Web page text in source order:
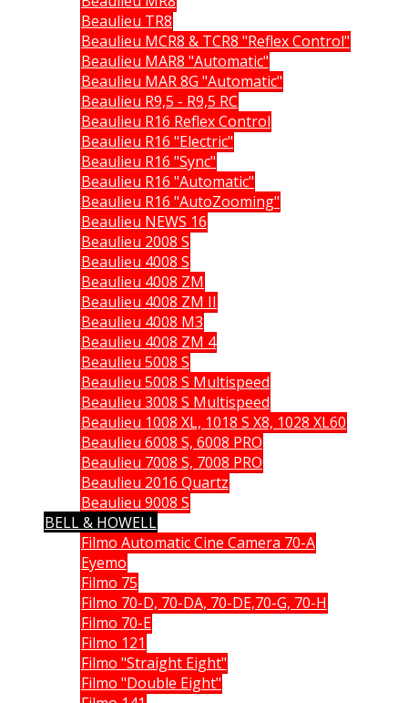
Beaulieu TR8
Beaulieu MCR8 & TCR8 "Reflex Control"
Beaulieu MAR8 "Automatic"
Beaulieu MAR 8G "Automatic"
Beaulieu R9,5 - R9,5 RC
Beaulieu R16 Reflex Control
Beaulieu R16 "Electric"
Beaulieu R16 "Sync"
Beaulieu R16 "Automatic"
Beaulieu R16 "AutoZooming"
Beaulieu NEWS 16
Beaulieu 2008 S
Beaulieu 4008 S
Beaulieu 4008 ZM
Beaulieu 4008 ZM II
Beaulieu 4008 M3
Beaulieu 4008 ZM 4
Beaulieu 5008 S
Beaulieu 5008 S Multispeed
Beaulieu 3008 S Multispeed
Beaulieu 1008 XL, 1018 S X8, 1028 XL60
Beaulieu 6008 S, 6008 PRO
Beaulieu 7008 S, 7008 PRO
Beaulieu 2016 Quartz
Beaulieu 9008 S
BELL & HOWELL
Filmo Automatic Cine Camera 70-A
Eyemo
Filmo 75
Filmo 70-D, 70-DA, 70-DE,70-G, 70-H
Filmo 70-E
Filmo 121
Filmo "Straight Eight"
Filmo "Double Eight"